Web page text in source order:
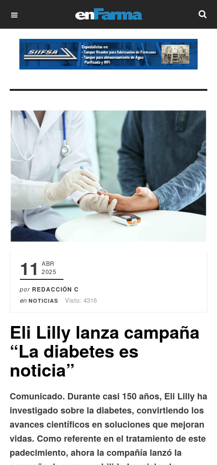
OFF CANVAS
11
ABR
2025
por REDACCIÓN C
en NOTICIAS Visto: 4316
Eli Lilly lanza campaña
“La diabetes es
noticia”
Comunicado. Durante casi 150 años, Eli Lilly ha
investigado sobre la diabetes, convirtiendo los
avances científicos en soluciones que mejoran
vidas. Como referente en el tratamiento de este
padecimiento, ahora la compañía lanzó la